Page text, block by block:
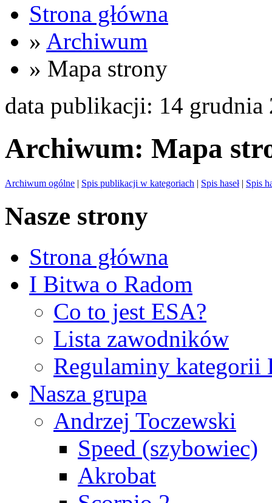
Strona główna
» Archiwum
» Mapa strony
data publikacji: 14 grudnia
Archiwum: Mapa
Archiwum ogólne | Spis publikacji w kategoriach | Spis haseł| Spis
Nasze strony
Strona główna
I Bitwa o Radom
Co to jest ESA?
Lista zawodników
Regulaminy kategorii
Nasza grupa
Andrzej Toczewski
Speed (szybowiec)
Akrobat